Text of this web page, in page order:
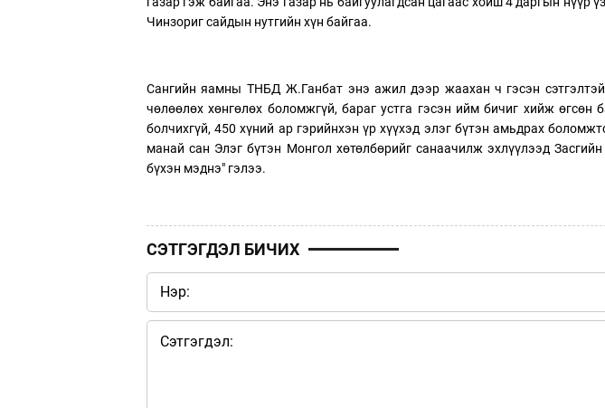
Чинзориг сайдын нутгийн хүн байгаа.
Сангийн яамны ТНБД Ж.Ганбат энэ ажил дээр жаахан ч гэсэн
чөлөөлөх хөнгөлөх боломжгүй, бараг устга гэсэн ийм бичиг хийж өгсөн
болчихгүй, 450 хүний ар гэрийнхэн үр хүүхэд элэг бүтэн амьдрах
манай сан Элэг бүтэн Монгол хөтөлбөрийг санаачилж эхлүүлээд
бүхэн мэднэ" гэлээ.
СЭТГЭГДЭЛ БИЧИХ